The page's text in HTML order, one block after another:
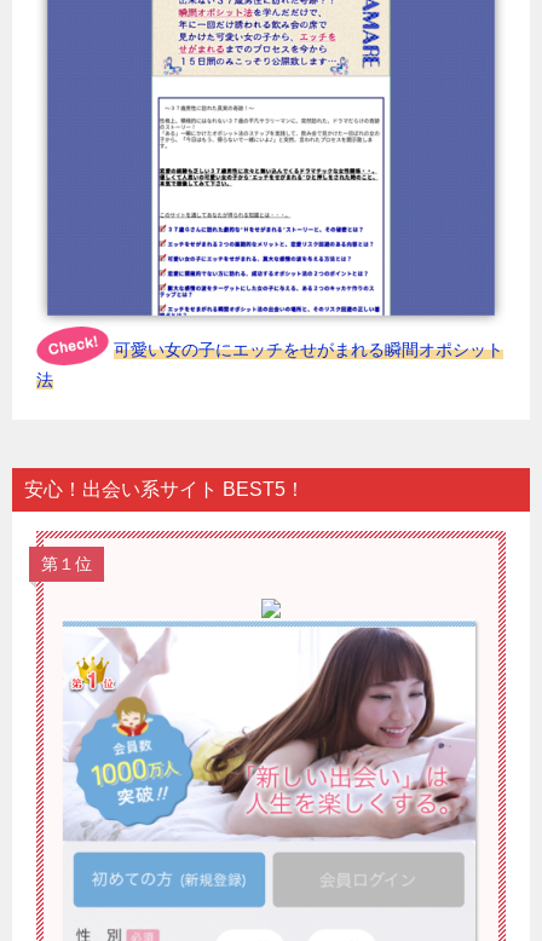
可愛い女の子にエッチをせがまれる瞬間オポシット
法
安心！出会い系サイト BEST5！
第１位